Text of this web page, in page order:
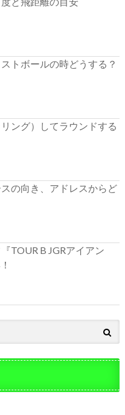
トボールの時どうする？
ング）してラウンドする
の向き、アドレスからど
TOUR B JGRアイアン